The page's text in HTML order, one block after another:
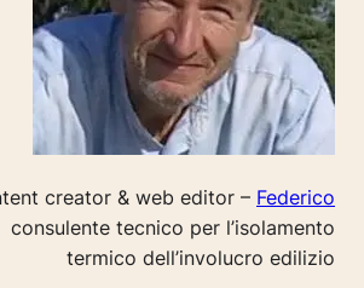
creator & web editor – Federico
consulente tecnico per l’isolamento
termico dell’involucro edilizio